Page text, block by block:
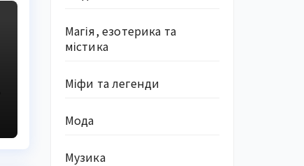
Магія, езотерика та
містика
Міфи та легенди
Мода
Музика